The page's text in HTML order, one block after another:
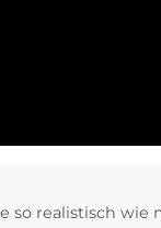
so realistisch wie